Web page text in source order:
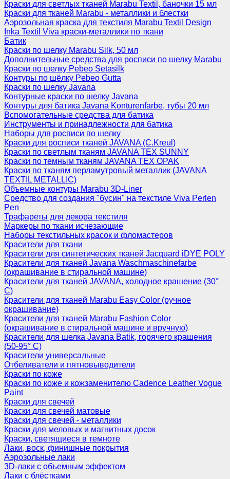
Краски для светлых тканей Marabu Textil, баночки 15 мл
Краски для тканей Marabu - металлики и блестки
Аэрозольная краска для текстиля Marabu Textil Design
Inka Textil Viva краски-металлики по ткани
Батик
Краски по шелку Marabu Silk, 50 мл
Дополнительные средства для росписи по шелку Marabu
Краски по шелку Pebeo Setasilk
Контуры по шёлку Pebeo Gutta
Краски по шелку Javana
Контурные краски по шелку Javana
Контуры для батика Javana Konturenfarbe, тубы 20 мл
Вспомогательные средства для батика
Инструменты и принадлежности для батика
Наборы для росписи по шелку
Краски для росписи тканей JAVANA (C.Kreul)
Краски по светлым тканям JAVANA TEX SUNNY
Краски по темным тканям JAVANA TEX OPAK
Краски по тканям перламутровый металлик (JAVANA
TEXTIL METALLIC)
Объемные контуры Marabu 3D-Liner
Средство для создания "бусин" на текстиле Viva Perlen
Pen
Трафареты для декора текстиля
Маркеры по ткани исчезающие
Наборы текстильных красок и фломастеров
Красители для ткани
Красители для синтетических тканей Jacquard iDYE POLY
Красители для тканей Javana Waschmaschinefarbe
(окрашивание в стиральной машине)
Красители для тканей JAVANA, холодное крашение (30°
С)
Красители для тканей Marabu Easy Color (ручное
окрашивание)
Красители для тканей Marabu Fashion Color
(окрашивание в стиральной машине и вручную)
Красители для шелка Javana Batik, горячего крашения
(50-95° С)
Красители универсальные
Отбеливатели и пятновыводители
Краски по коже
Краски по коже и кожзаменителю Cadence Leather Vogue
Paint
Краски для свечей
Краски для свечей матовые
Краски для свечей - металлики
Краски для меловых и магнитных досок
Краски, светящиеся в темноте
Лаки, воск, финишные покрытия
Аэрозольные лаки
3D-лаки с объемным эффектом
Лаки с блёстками